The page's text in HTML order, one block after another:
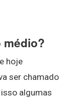
médio?
hoje
ser chamado
algumas